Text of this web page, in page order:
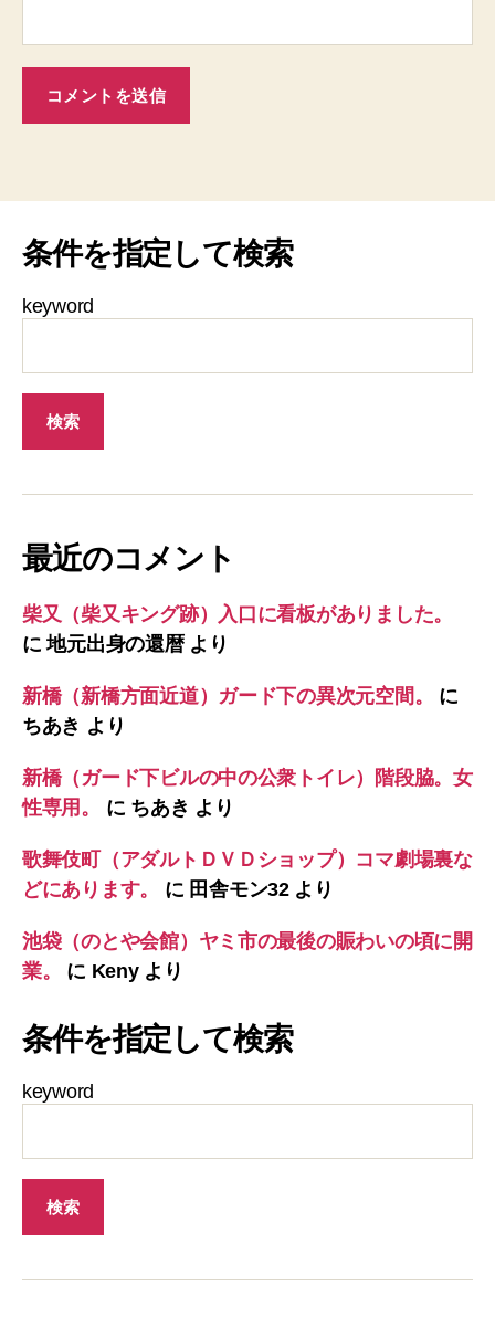
条件を指定して検索
keyword
最近のコメント
柴又（柴又キング跡）入口に看板がありました。
に地元出身の還暦より
新橋（新橋方面近道）ガード下の異次元空間。
に
ちあき より
新橋（ガード下ビルの中の公衆トイレ）階段脇。女
性専用。
に ちあき より
歌舞伎町（アダルトＤＶＤショップ）コマ劇場裏な
どにあります。
に 田舎モン32より
池袋（のとや会館）ヤミ市の最後の賑わいの頃に開
業。
に Kenyより
条件を指定して検索
keyword